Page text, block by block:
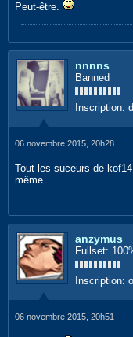
Peut-être.
nnnns
Banned
Inscription:
06 novembre 2015, 20h28
Tout les suceurs de
même
anzymus
Fullset:
Inscription:
06 novembre 2015, 20h51